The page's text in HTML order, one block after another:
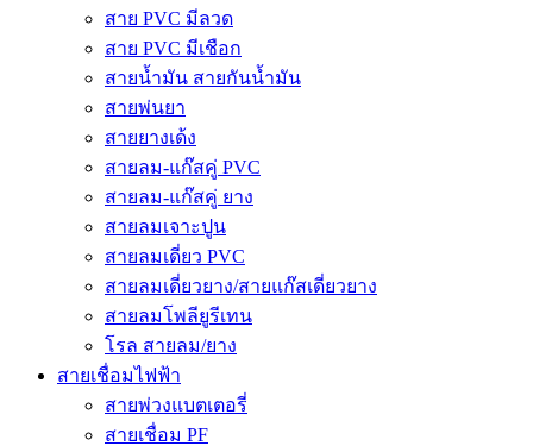
สาย PVC มีลวด
สาย PVC มีเชือก
สายน้ำมัน สายกันน้ำมัน
สายพ่นยา
สายยางเด้ง
สายลม-แก๊สคู่ PVC
สายลม-แก๊สคู่ ยาง
สายลมเจาะปูน
สายลมเดี่ยว PVC
สายลมเดี่ยวยาง/สายแก๊สเดี่ยวยาง
สายลมโพลียูรีเทน
โรล สายลม/ยาง
สายเชื่อมไฟฟ้า
สายพ่วงแบตเตอรี่
สายเชื่อม PF